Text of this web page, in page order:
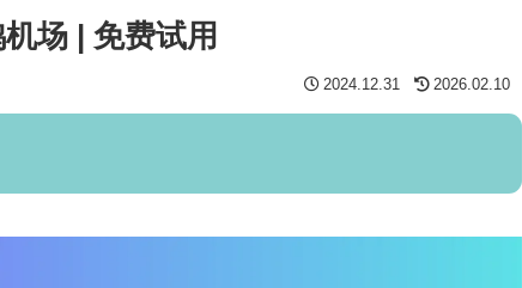
场 | 免费试用
2024.12.31 2026.02.10